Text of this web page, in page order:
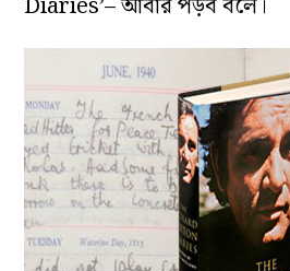
Diaries’– আবার পড়ব বলে।